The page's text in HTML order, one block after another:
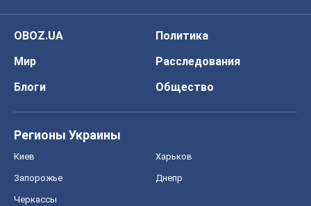
OBOZ.UA
Политика
Мир
Расследования
Блоги
Общество
Регионы Украины
Киев Харьков
Запорожье Днепр
Черкассы